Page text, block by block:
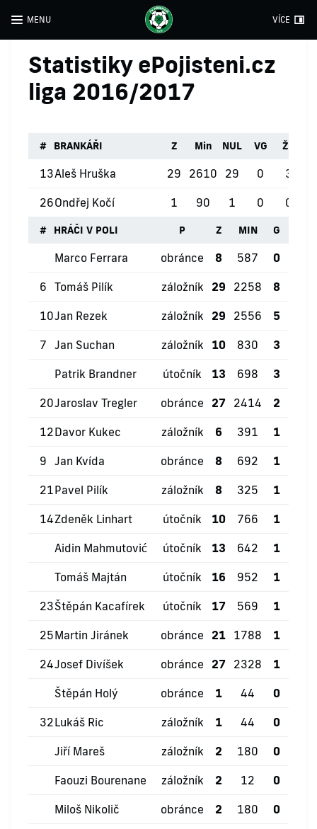
MENU VÍCE
Statistiky ePojisteni.cz
liga 2016/2017
# BRANKÁŘI Z Min NUL VG ŽK
13Aleš Hruška 29 2610 29 0 3
26Ondřej Kočí 1 90 1 0 0
# HRÁČI V POLI P Z MIN G
Marco Ferrara obránce 8 587 0
6 Tomáš Pilík záložník 29 2258 8
10Jan Rezek záložník 29 2556 5
7 Jan Suchan záložník 10 830 3
Patrik Brandner útočník 13 698 3
20Jaroslav Tregler obránce 27 2414 2
12Davor Kukec záložník 6 391 1
9 Jan Kvída obránce 8 692 1
21Pavel Pilík záložník 8 325 1
14Zdeněk Linhart útočník 10 766 1
Aidin Mahmutović útočník 13 642 1
Tomáš Majtán útočník 16 952 1
23Štěpán Kacafírek útočník 17 569 1
25Martin Jiránek obránce 21 1788 1
24Josef Divíšek obránce 27 2328 1
Štěpán Holý obránce 1 44 0
32Lukáš Ric záložník 1 44 0
Jiří Mareš záložník 2 180 0
Faouzi Bourenane záložník 2 12 0
Miloš Nikolič obránce 2 180 0